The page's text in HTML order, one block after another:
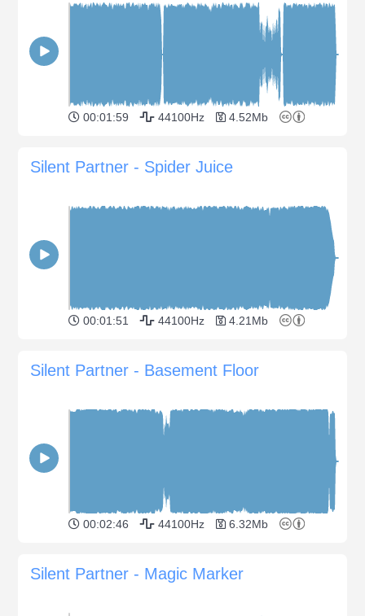
00:01:59 44100Hz 4.52Mb
Silent Partner - Spider Juice
00:01:51 44100Hz 4.21Mb
Silent Partner - Basement Floor
00:02:46 44100Hz 6.32Mb
Silent Partner - Magic Marker